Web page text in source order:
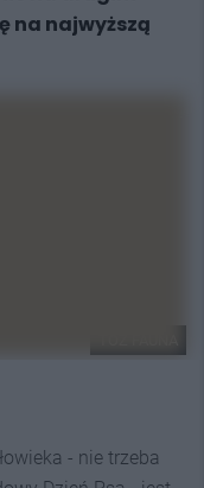
na najwyższą
- nie trzeba